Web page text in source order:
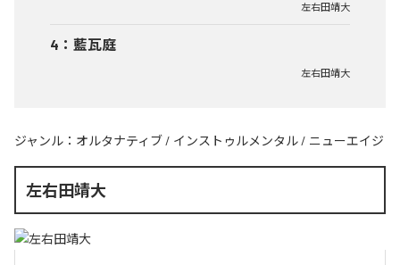
左右田靖大
4 ： 藍瓦庭
左右田靖大
ジャンル： オルタナティブ / インストゥルメンタル / ニューエイジ
左右田靖大